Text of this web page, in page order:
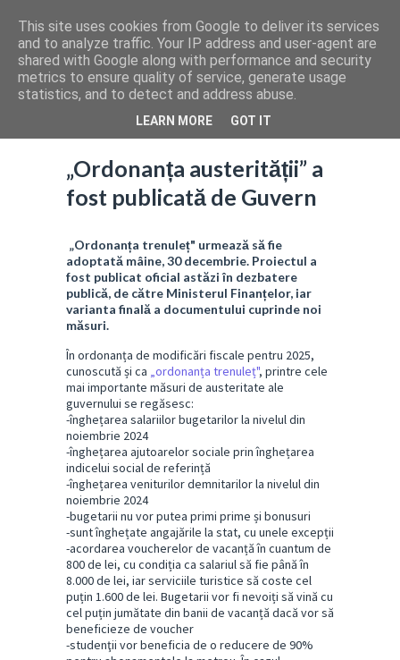
„Ordonanța austerității” a
fost publicată de Guvern
„Ordonanța trenuleț" urmează să fie
adoptată mâine, 30 decembrie. Proiectul a
fost publicat oficial astăzi în dezbatere
publică, de către Ministerul Finanțelor, iar
varianta finală a documentului cuprinde noi
măsuri.
În ordonanța de modificări fiscale pentru 2025,
cunoscută și ca „ordonanța trenuleț", printre cele
mai importante măsuri de austeritate ale
guvernului se regăsesc:
-înghețarea salariilor bugetarilor la nivelul din
noiembrie 2024
-înghețarea ajutoarelor sociale prin înghețarea
indicelui social de referință
-înghețarea veniturilor demnitarilor la nivelul din
noiembrie 2024
-bugetarii nu vor putea primi prime și bonusuri
-sunt înghețate angajările la stat, cu unele excepții
-acordarea voucherelor de vacanță în cuantum de
800 de lei, cu condiția ca salariul să fie până în
8.000 de lei, iar serviciile turistice să coste cel
puțin 1.600 de lei. Bugetarii vor fi nevoiți să vină cu
cel puțin jumătate din banii de vacanță dacă vor să
beneficieze de voucher
-studenţii vor beneficia de o reducere de 90%
This site uses cookies from Google to deliver its services
and to analyze traffic. Your IP address and user-agent are
shared with Google along with performance and security
metrics to ensure quality of service, generate usage
statistics, and to detect and address abuse.
LEARN MORE GOT IT